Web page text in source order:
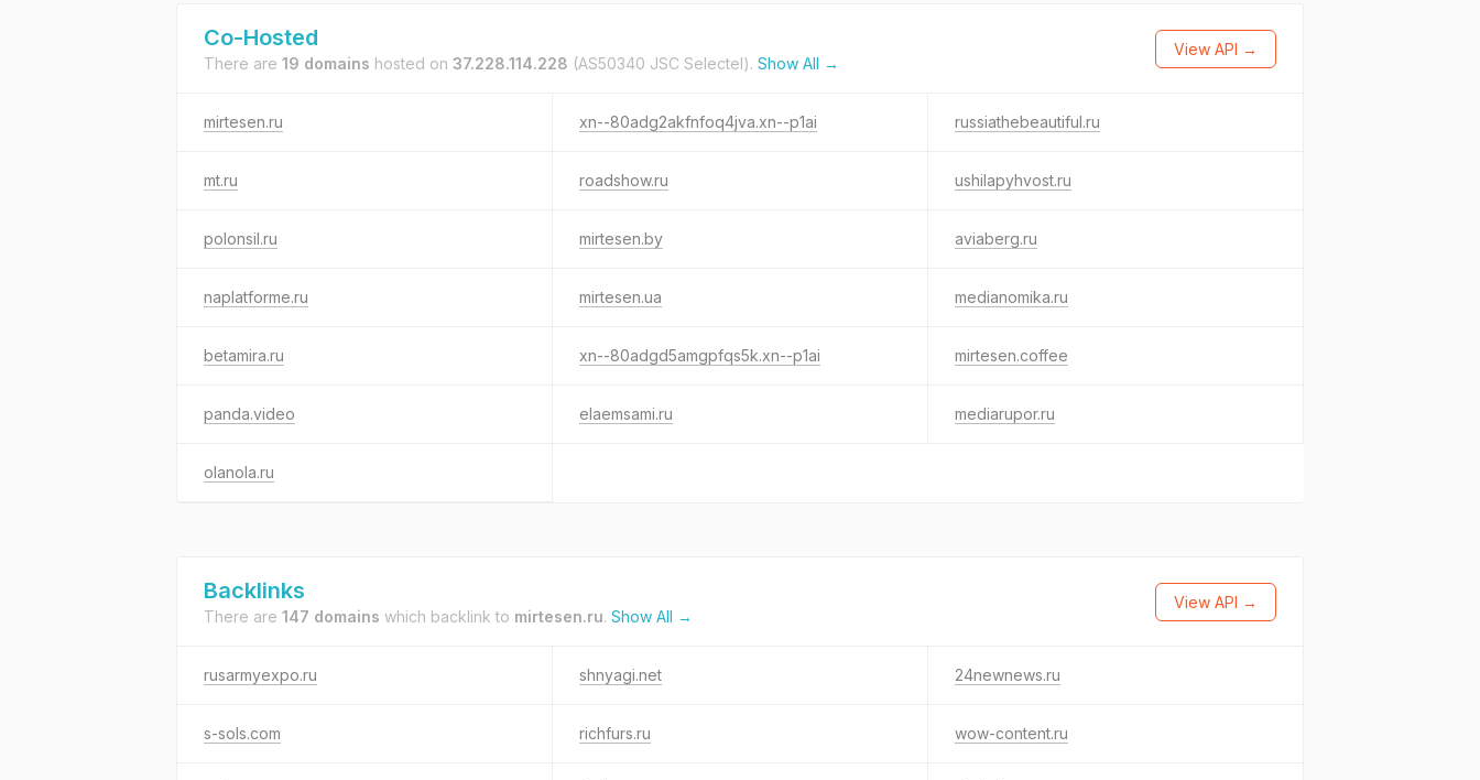
Co-Hosted
There are 19 domains hosted on 37.228.114.228 (AS50340 JSC Selectel). Show All →
View API →
mirtesen.ru xn--80adg2akfnfoq4jva.xn--p1ai russiathebeautiful.ru
mt.ru roadshow.ru ushilapyhvost.ru
polonsil.ru mirtesen.by aviaberg.ru
naplatforme.ru mirtesen.ua medianomika.ru
betamira.ru xn--80adgd5amgpfqs5k.xn--p1ai mirtesen.coffee
panda.video elaemsami.ru mediarupor.ru
olanola.ru
Backlinks
There are 147 domains which backlink to mirtesen.ru. Show All →
View API →
rusarmyexpo.ru shnyagi.net 24newnews.ru
s-sols.com richfurs.ru wow-content.ru